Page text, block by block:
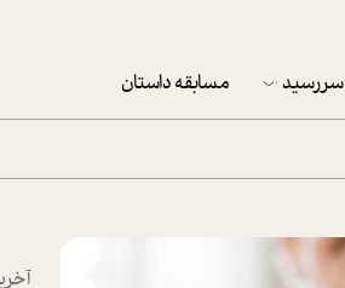
سررسید
پکيج نوروزي موفقيت
مسابقه داستان